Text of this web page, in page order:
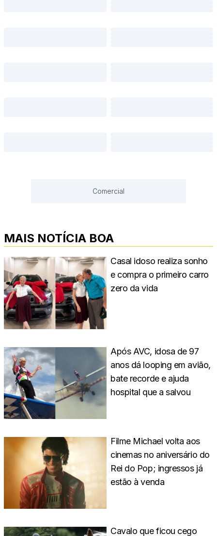
Comercial
MAIS NOTÍCIA BOA
Casal idoso realiza sonho
e compra o primeiro carro
zero da vida
Após AVC, idosa de 97
anos dá looping em avião,
bate recorde e ajuda
hospital que a salvou
Filme Michael volta aos
cinemas no aniversário do
Rei do Pop; ingressos já
estão à venda
Cavalo que ficou cego